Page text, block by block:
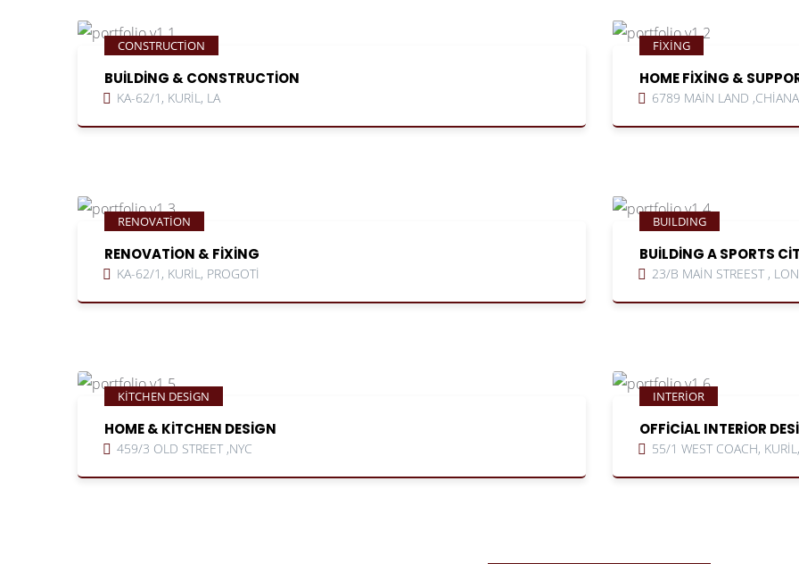
CONSTRUCTION
BUILDING & CONSTRUCTION
KA-62/1, KURIL, LA
FIXING
HOME FIXING &
6789 MAIN LAND ,CHIANA
RENOVATION
RENOVATION & FIXING
KA-62/1, KURIL, PROGOTI
BUILDING
BUILDING A SPORTS
23/B MAIN STREEST ,
KITCHEN DESIGN
HOME & KITCHEN DESIGN
459/3 OLD STREET ,NYC
INTERIOR
OFFICIAL INTERIOR
55/1 WEST COACH,